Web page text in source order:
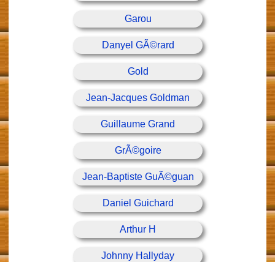
Garou
Danyel GÃ©rard
Gold
Jean-Jacques Goldman
Guillaume Grand
GrÃ©goire
Jean-Baptiste GuÃ©guan
Daniel Guichard
Arthur H
Johnny Hallyday